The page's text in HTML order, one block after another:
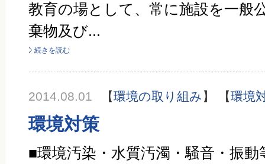
教育の場として、常に施設を一般
棄物及び...
続きを読む
2014.08.01 【環境の取り組み 】 【環境
環境対策
■環境汚染・水質汚濁・騒音・振